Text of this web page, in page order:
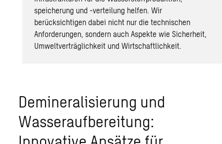
speicherung und -verteilung helfen. Wir
berücksichtigen dabei nicht nur die technischen
Anforderungen, sondern auch Aspekte wie Sicherheit,
Umweltverträglichkeit und Wirtschaftlichkeit.
Demineralisierung und
Wasseraufbereitung: